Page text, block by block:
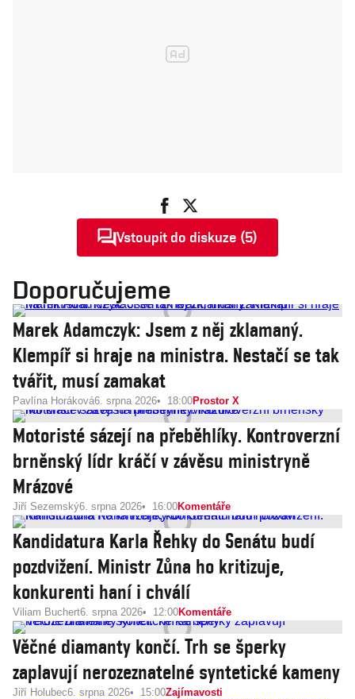
Vstoupit do diskuze (5)
Doporučujeme
Marek Adamczyk: Jsem z něj zklamaný.
Klempíř si hraje na ministra. Nestačí se tak
tvářit, musí zamakat
Pavlína Horáková6. srpna 2026 18:00Prostor X
Motoristé sázejí na přeběhlíky. Kontroverzní
brněnský lídr kráčí v závěsu ministryně
Mrázové
Jiří Sezemský6. srpna 2026 16:00Komentáře
Kandidatura Karla Řehky do Senátu budí
pozdvižení. Ministr Zůna ho kritizuje,
konkurenti haní i chválí
Viliam Buchert6. srpna 2026 12:00Komentáře
Věčné diamanty končí. Trh se šperky
zaplavují nerozeznatelné syntetické kameny
Jiří Holubec6. srpna 2026 15:00Zajímavosti